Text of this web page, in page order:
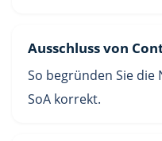
Ausschluss von
So begründen Sie
SoA korrekt.